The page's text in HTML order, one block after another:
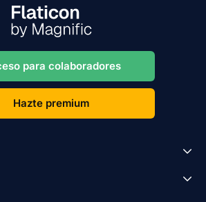
para colaboradores
Hazte premium